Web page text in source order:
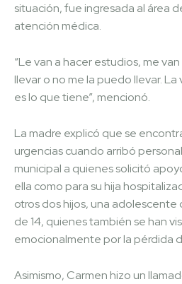
situación, fue ingresada al área
atención médica.
“Le van a hacer estudios, me
llevar o no me la puedo llevar.
es lo que tiene”, mencionó.
La madre explicó que se
urgencias cuando arribó
municipal a quienes solicitó
ella como para su hija
otros dos hijos, una adolescente
de 14, quienes también se han
emocionalmente por la pérdida
Asimismo, Carmen hizo un